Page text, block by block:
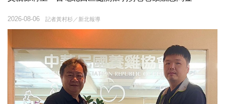
記者黃村杉／新北報導
2026-08-06